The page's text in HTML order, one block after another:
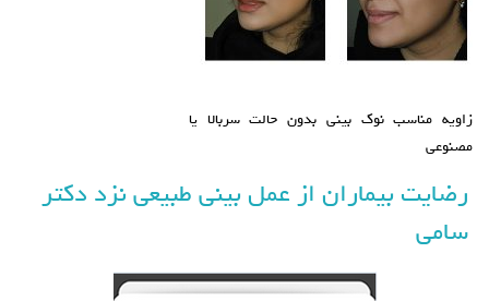
زاویه مناسب نوک بینی بدون حالت سربالا یا
مصنوعی
رضایت بیماران از عمل بینی طبیعی نزد دکتر
سامی